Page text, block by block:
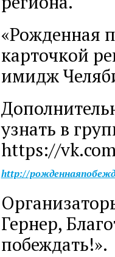
«Рожденная
карточкой
имидж
узнать в
https://
http://
Гернер,
побеждать!».